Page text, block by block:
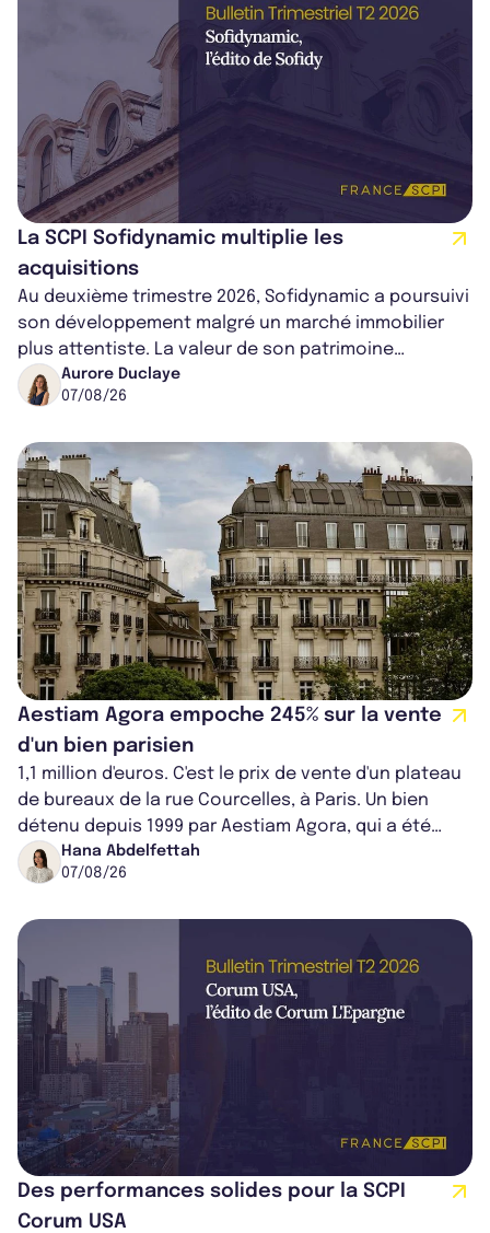
La SCPI Sofidynamic multiplie les
acquisitions
Au deuxième trimestre 2026, Sofidynamic a poursuivi
son développement malgré un marché immobilier
plus attentiste. La valeur de son patrimoine
progresse de 3,8% à périmètre constan...
Aurore Duclaye
07/08/26
Aestiam Agora empoche 245% sur la vente
d'un bien parisien
1,1 million d'euros. C'est le prix de vente d'un plateau
de bureaux de la rue Courcelles, à Paris. Un bien
détenu depuis 1999 par Aestiam Agora, qui a été
cédé avec une plus-value...
Hana Abdelfettah
07/08/26
Des performances solides pour la SCPI
Corum USA